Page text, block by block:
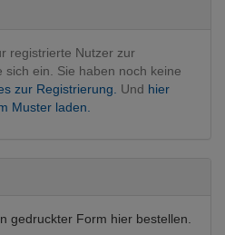
registrierte Nutzer zur
ein. Sie haben noch keine
zur Registrierung. Und hier
Muster laden.
gedruckter Form hier bestellen.